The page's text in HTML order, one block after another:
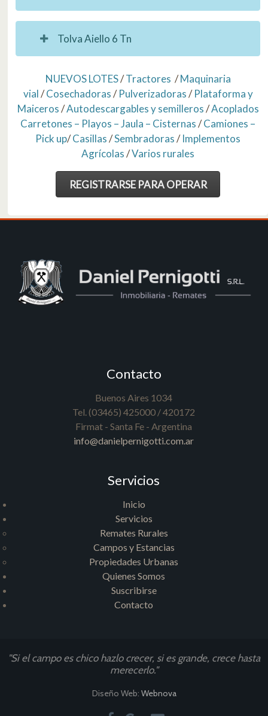
Tolva Aiello 6 Tn
NUEVOS LOTES/Tractores /Maquinaria
vial/Cosechadoras/Pulverizadoras/Plataforma y
Maiceros/Autodescargables y semilleros/Acoplados
Carretones – Playos – Jaula – Cisternas/Camiones –
Pick up/Casillas/Sembradoras/Implementos
Agrícolas/Varios rurales
REGISTRARSE PARA OPERAR
Contacto
Buenos Aires 1034
Tel. (03465) 425000 / 420172
Firmat - Santa Fe - Argentina
info@danielpernigotti.com.ar
Servicios
Inicio
Servicios
Remates Rurales
Campos y Estancias
Propiedades Urbanas
Quienes Somos
Suscribirse
Contacto
"Si el campo es chico hazlo crecer, si es grande, crece hasta
merecerlo."
Diseño Web: Webnova